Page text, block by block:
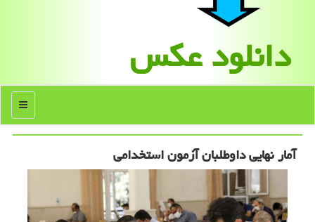
دانلود عكس
منو
آمار نهایی داوطلبان آزمون استخدامی